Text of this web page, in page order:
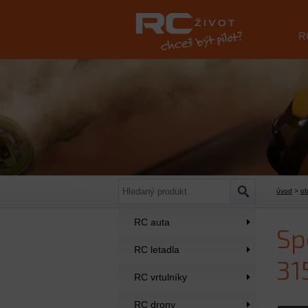
úvod >
RC auta
RC letadla
RC vrtulníky
RC drony